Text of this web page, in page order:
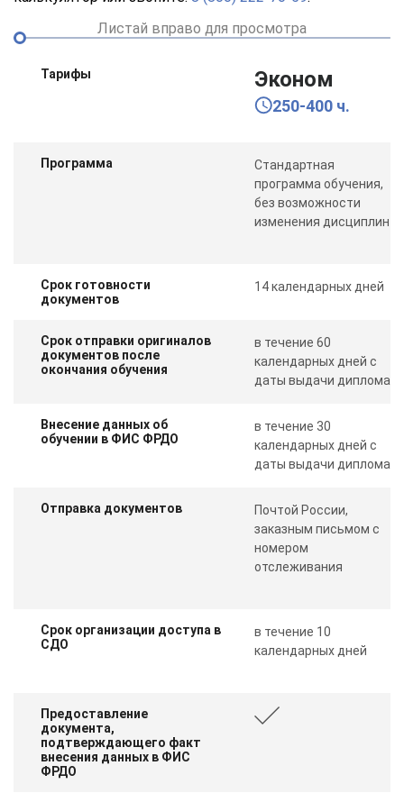
Листай вправо для просмотра
Тарифы Эконом
250-400 ч.
Программа
Стандартная
программа обучения,
без возможности
изменения дисциплин
Срок готовности
документов
14 календарных дней
Срок отправки оригиналов
документов после
окончания обучения
в течение 60
календарных дней с
даты выдачи диплома
Внесение данных об
обучении в ФИС ФРДО
в течение 30
календарных дней с
даты выдачи диплома
Отправка документов
Почтой России,
заказным письмом с
номером
отслеживания
Срок организации доступа в
СДО
в течение 10
календарных дней
Предоставление
документа,
подтверждающего факт
внесения данных в ФИС
ФРДО